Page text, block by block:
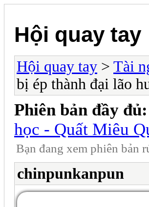
Hội quay tay
Hội quay tay > Tài
bị ép thành đại lão
Phiên bản đầy đủ:
học - Quất Miêu
Bạn đang xem phiên bản
chinpunkanpun